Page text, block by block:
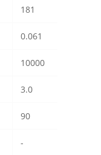
181
0.061
10000
3.0
90
-